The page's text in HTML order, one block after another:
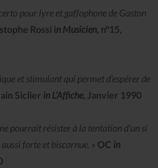
pour lyre et gaffophone de Gaston
Rossi in Musicien, n°15,
et stimulant qui permet d’espérer de
Siclier in L’Affiche, Janvier 1990
pourrait résister à la tentation d’un si
forte et biscornue. » OC in